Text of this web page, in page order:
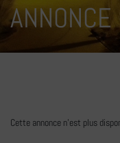
Cette annonce n'est plus